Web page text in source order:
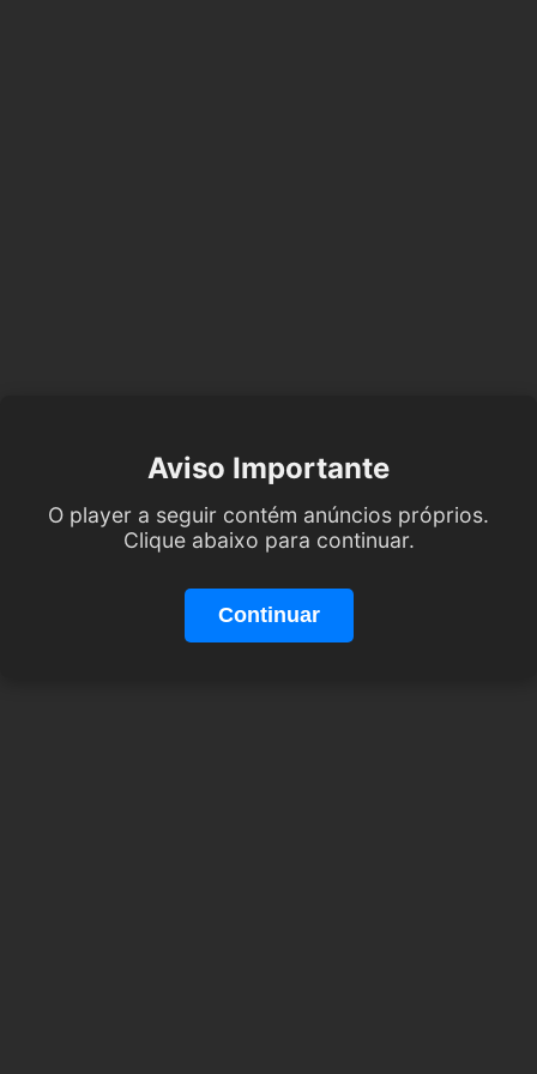
Aviso Importante
O player a seguir contém anúncios próprios.
Clique abaixo para continuar.
Continuar